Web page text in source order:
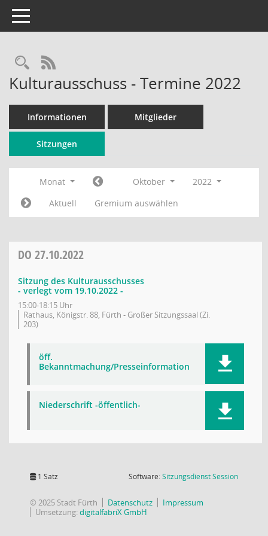
Toggle navigation
Rechercheauswahl
RSS-Feed
Kulturausschuss - Termine 2022
Informationen Mitglieder
Sitzungen
Monat Oktober
2022
Aktuell
Gremium auswählen
DO 27.10.2022
Sitzung des Kulturausschusses
- verlegt vom 19.10.2022 -
15:00-18:15 Uhr
Rathaus, Königstr. 88, Fürth - Großer Sitzungssaal (Zi.
203)
öff.
Bekanntmachung/Presseinformation
Niederschrift -öffentlich-
1 Satz Software:SitzungsdienstSession(Wird in
© 2025 Stadt Fürth Datenschutz
Impressum
Umsetzung:digitalfabriX GmbH